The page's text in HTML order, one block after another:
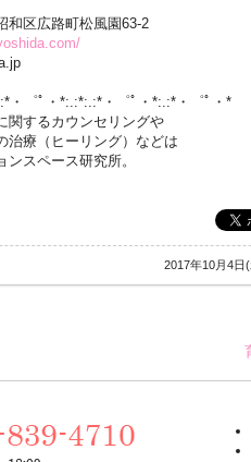
広路町松風園63-2
・゜ﾟ・*:.:*:.:*・゜ﾟ・*:.:*・゜ﾟ・*
関するカウンセリングや
治療（ヒーリング）などは
スペース研究所。
2017年10月4日